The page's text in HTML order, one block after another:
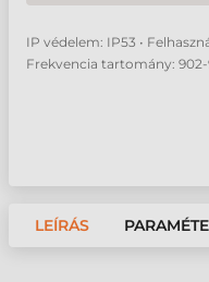
IP védelem: IP53 •
Frekvencia tartomány:
LEÍRÁS